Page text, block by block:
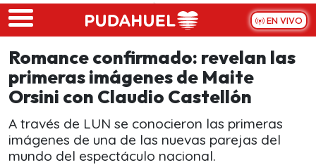
Skip to main content
EN VIVO
Romance confirmado: revelan las
primeras imágenes de Maite
Orsini con Claudio Castellón
A través de LUN se conocieron las primeras
imágenes de una de las nuevas parejas del
mundo del espectáculo nacional.